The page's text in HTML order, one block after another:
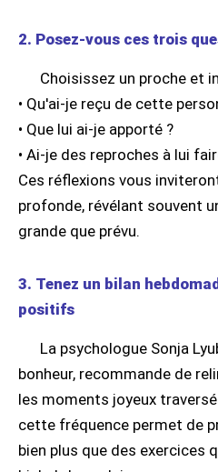
2. Posez-vous ces trois
Choisissez un proche et
• Qu'ai-je reçu de cette
• Que lui ai-je apporté ?
• Ai-je des reproches à lui
Ces réflexions vous
profonde, révélant souvent
grande que prévu.
3. Tenez un bilan
positifs
La psychologue Sonja
bonheur, recommande de
les moments joyeux
cette fréquence permet de
bien plus que des exercices